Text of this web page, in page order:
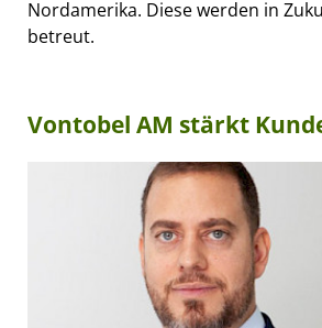
Nordamerika. Diese werden in
betreut.
Vontobel AM stärkt